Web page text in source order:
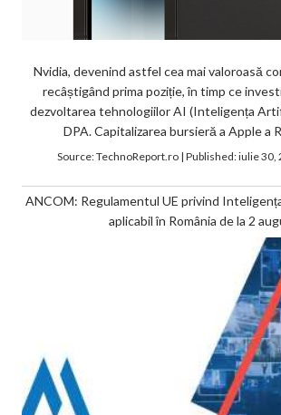
Nvidia, devenind astfel cea mai valoroasă
recâștigând prima poziție, în timp ce
dezvoltarea tehnologiilor AI (Inteligența
DPA. Capitalizarea bursieră a Apple a
Source:TechnoReport.ro| Published:iulie 30,
ANCOM: Regulamentul UE privind
aplicabil în România de la 2